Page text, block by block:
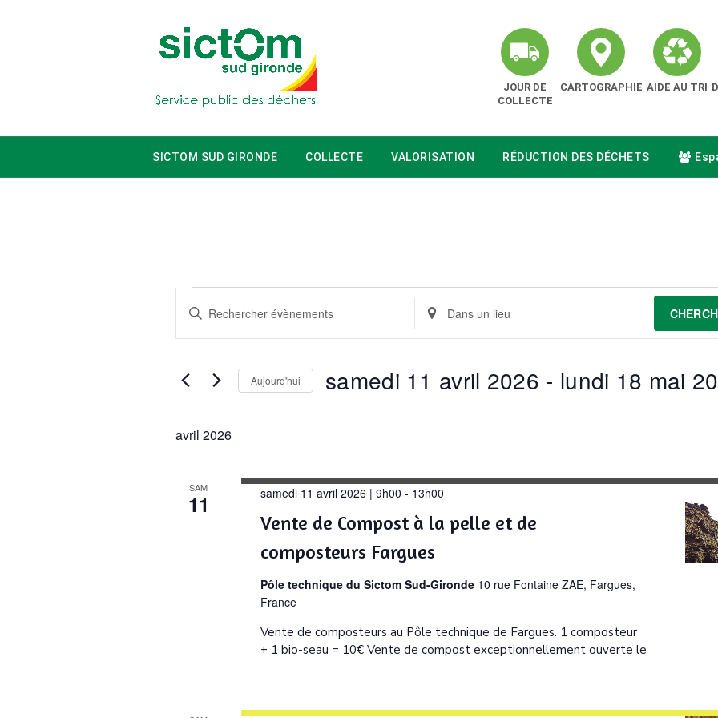
JOUR DE
COLLECTE
CARTOGRAPHIE AIDE AU TRI
SICTOM SUD GIRONDE COLLECTE VALORISATION RÉDUCTION DES DÉCHETS
Évènements
Recherche
de
Évènements
Saisir
mot-
Rechercher
mot-
Renseignez
lieu.
Rechercher
par
lieu.
Aujourd'hui samedi 11 avril 2026 - lundi 18 mai
avril 2026
SAM
11 samedi 11 avril 2026 | 9h00 - 13h00
Vente de Compost à la pelle et de
composteurs Fargues
Pôle technique du Sictom Sud-Gironde 10 rue Fontaine ZAE, Fargues,
France
Vente de composteurs au Pôle technique de Fargues. 1 composteur
+ 1 bio-seau = 10€ Vente de compost exceptionnellement ouverte le